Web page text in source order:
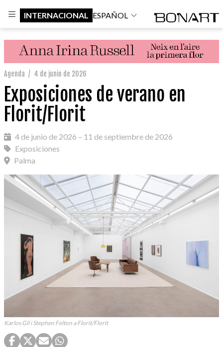
INTERNACIONAL ESPAÑOL
Agenda / 4 de junio de 2026
Exposiciones de verano en
Florit/Florit
4 de junio de 2026 – 11 de septiembre de 2026
Exposiciones
Palma
Karlos Gil i Stephen Felton a Florit/Florit